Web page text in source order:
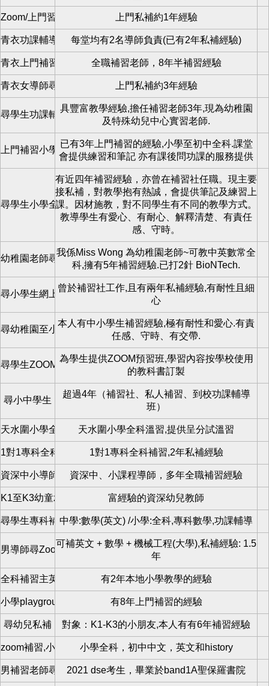
Zoom/上門習青衣區 上門私補約1年經驗
青衣功課輔導班 每堂均有2名導師負責(已有2年私補經驗)
青衣上門補習老師 全職補習老師，8年半補習經驗
青衣女導師尋學生 上門私補約3年經驗
尋學生功課輔導班/專科補習私補/zoom
具豐富教學經驗,擔任補習老師3年,現為幼稚園
及特殊幼兒中心實習老師.
上門補習小學至初中全科
已有3年上門補習的經驗,小學至初中全科.課堂
會提供練習和筆記 亦有課後問功課的服務提供
尋學生小學全科
有近四年補習經驗，亦曾在補習社任職。現主要
接私補，對教學抱有熱誠，會提供筆記及練習上
課。因材施教，對不同學生有不同的教學方式。
教導學生有愛心、有耐心、解釋清楚、有責任
感、守時。
幼稚園老師尋學生上可上門補
我係Miss Wong 為幼稚園老師~可教中英數常全
科,擁有5年補習經驗.已打2針 BioNTech.
尋小學生網上zoom教學
曾於補習社工作,且有兩年私補經驗,有耐性且細
心
尋幼稚園至小學全科補習
本人有中小學生補習經驗,極有耐性和愛心.有責
任感、守時、有交帶.
尋學生ZOOM預習班
為學生提供ZOOM預習班,學習內容按學校使用
的教科書訂製
尋小中學生
超過4年（補習社、私人補習、到校功課輔導
班）
天水圍小學全科補習天水圍小學全科溫習,提供呈分試溫習
1對1專科全科補習 1對1專科全科補習,2年私補經驗
資深中小導師麥sir資深中、小課程導師，多年全職補習經驗
K1至K3幼童zoom數學小組班富經驗的資深幼兒教師
尋學生專科補習中學:數學(英文) /小學:全科,專科數學,功課輔導
男導師尋Zoom學生
可補英文 + 數學 + 機械工程(大學),私補經驗: 1.5
年
全科補習主英文 有2年本地小學教學的經驗
小學playgroup導師 有8年上門補習的經驗
尋幼兒私補 對象：K1-K3的小朋友,本人有有6年補習經驗
zoom補習,小學全科私補小學全科，初中中文，英文和history
男補習老師尋學生2021 dse考生，畢業於band1A聖保羅書院